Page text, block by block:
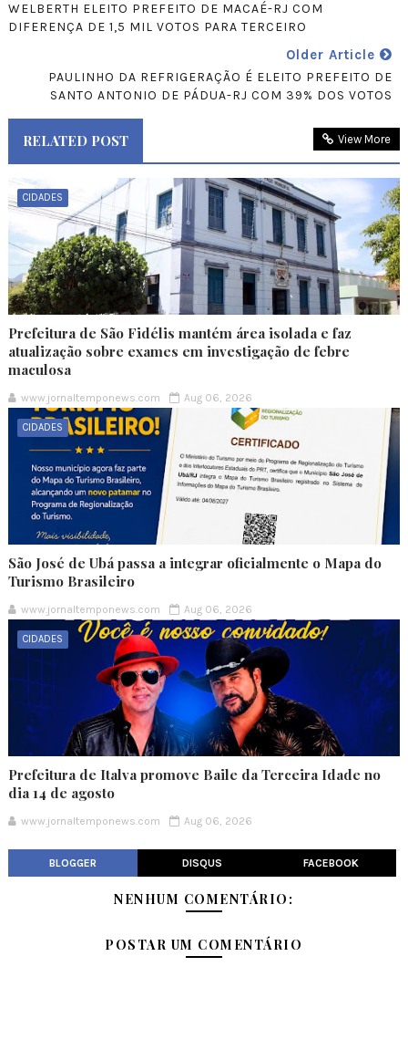
WELBERTH ELEITO PREFEITO DE MACAÉ-RJ COM
DIFERENÇA DE 1,5 MIL VOTOS PARA TERCEIRO
Older Article
PAULINHO DA REFRIGERAÇÃO É ELEITO PREFEITO DE
SANTO ANTONIO DE PÁDUA-RJ COM 39% DOS VOTOS
RELATED POST View More
CIDADES
Prefeitura de São Fidélis mantém área isolada e faz
atualização sobre exames em investigação de febre
maculosa
www.jornaltemponews.com Aug 06, 2026
CIDADES
São José de Ubá passa a integrar oficialmente o Mapa do
Turismo Brasileiro
www.jornaltemponews.com Aug 06, 2026
CIDADES
Prefeitura de Italva promove Baile da Terceira Idade no
dia 14 de agosto
www.jornaltemponews.com Aug 06, 2026
BLOGGER DISQUS FACEBOOK
NENHUM COMENTÁRIO:
POSTAR UM COMENTÁRIO